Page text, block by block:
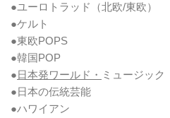
●ユーロトラッド（北欧/東欧）
●ケルト
●東欧POPS
●韓国POP
●日本発ワールド・ ミュージック
●日本の伝統芸能
●ハワイアン